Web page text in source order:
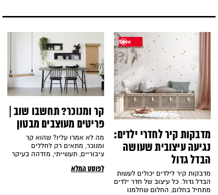
מדבקות קיר לחדרי ילדים:
נגיעה עיצובית שעושה
הבדל גדול
מדבקות קיר לילדים יכולים לעשות
הבדל גדול. כל עיצוב של חדר ילדים
מתחיל בחלום, החלום שחלמנו
קר ומנוכר? תחשבו שוב |
פריטים מעוצבים מבטון
מה לא אמרו עליו? שהוא קר
ומנוכר, מתאים רק לחללים
ציבוריים, תעשייתי, מזדהה בעיקר
או לא גמור. הבטון החשוף הוא
לפוסט המלא
Save